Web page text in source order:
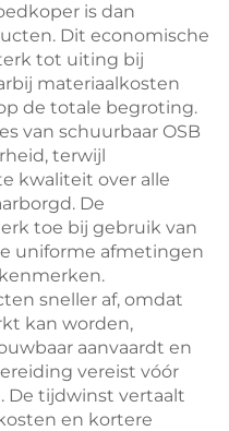
is dan
Dit economische
tot uiting bij
materiaalkosten
de totale begroting.
van schuurbaar OSB
terwijl
kwaliteit over alle
De
toe bij gebruik van
uniforme afmetingen
sneller af, omdat
kan worden,
aanvaardt en
vereist vóór
De tijdwinst vertaalt
en kortere